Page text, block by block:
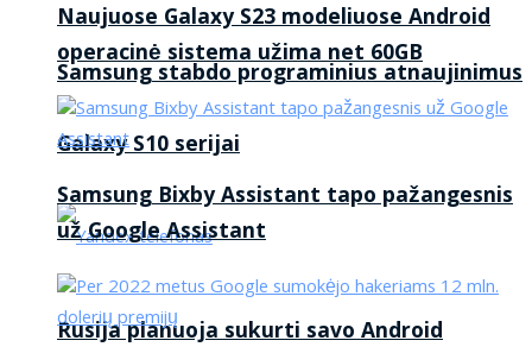
Samsung stabdo programinius atnaujinimus
Galaxy S10 serijai
Rusija planuoja sukurti savo Android
Naujuose Galaxy S23 modeliuose Android
operacinė sistema užima net 60GB
Samsung Bixby Assistant tapo pažangesnis
už Google Assistant